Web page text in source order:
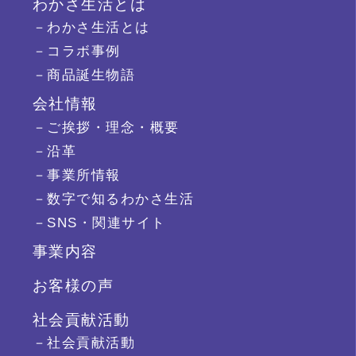
わかさ生活とは
－わかさ生活とは
－コラボ事例
－商品誕生物語
会社情報
－ご挨拶・理念・概要
－沿革
－事業所情報
－数字で知るわかさ生活
－SNS・関連サイト
事業内容
お客様の声
社会貢献活動
－社会貢献活動